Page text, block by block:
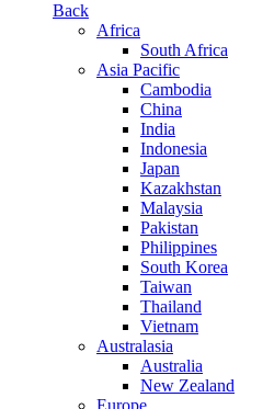
Back
Africa
South Africa
Asia Pacific
Cambodia
China
India
Indonesia
Japan
Kazakhstan
Malaysia
Pakistan
Philippines
South Korea
Taiwan
Thailand
Vietnam
Australasia
Australia
New Zealand